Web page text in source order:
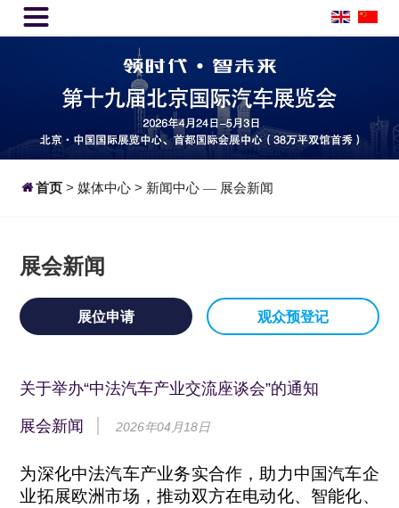

首页 > 媒体中心 > 新闻中心 — 展会新闻
展会新闻
展位申请 观众预登记
关于举办“中法汽车产业交流座谈会”的通知
展会新闻 2026年04月18日
为深化中法汽车产业务实合作，助力中国汽车企
业拓展欧洲市场，推动双方在电动化、智能化、